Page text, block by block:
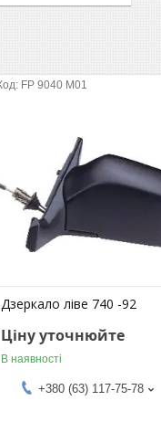
FP 9040 M01
Дзеркало ліве 740 -92
Ціну уточнюйте
В наявності
+380 (63) 117-75-78